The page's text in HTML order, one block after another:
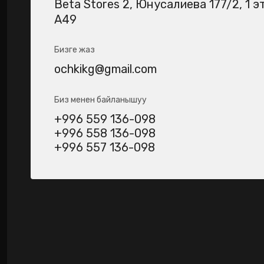
Beta Stores 2​, Юнусалиева 177/2, 1
А49
Бизге жаз
ochkikg@gmail.com
Биз менен байланышуу
+996 559 136-098
+996 558 136-098
+996 557 136-098